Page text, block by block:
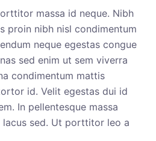
massa id neque. Nibh
proin nibh nisl condimentum
neque egestas congue
sed enim ut sem viverra
condimentum mattis
id. Velit egestas dui id
In pellentesque massa
sed. Ut porttitor leo a